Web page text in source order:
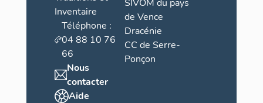
Inventaire
Téléphone :
04 88 10 76
66
Nous
contacter
Aide
SIVOM du pays
de Vence
Dracénie
CC de Serre-
Ponçon